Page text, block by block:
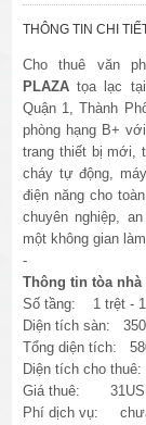
THÔNG TIN CHI
Cho thuê văn
PLAZA tọa lạc
Quận 1, Thành
phòng hạng B+
trang thiết bị mới,
cháy tự động,
điện năng cho
chuyên nghiệp,
một không gian
-
Thông tin tòa
Số tầng: 1 trệt -
Diện tích sàn:
Tổng diện tích:
Diện tích cho
Giá thuê:
Phí dịch vụ: